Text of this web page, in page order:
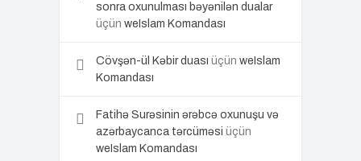
sonra oxunulması bəyənilən dualar
üçün weIslam Komandası
Cövşən-ül Kəbir duası üçün weIslam
Komandası
Fatihə Surəsinin ərəbcə oxunuşu və
azərbaycanca tərcüməsi üçün
weIslam Komandası